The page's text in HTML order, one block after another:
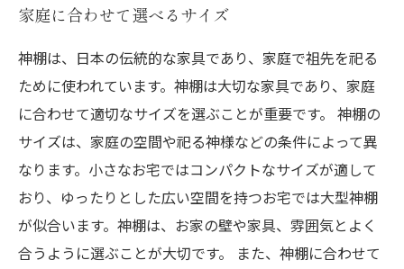
家庭に合わせて選べるサイズ
神棚は、日本の伝統的な家具であり、家庭で祖先を祀る
ために使われています。神棚は大切な家具であり、家庭
に合わせて適切なサイズを選ぶことが重要です。 神棚の
サイズは、家庭の空間や祀る神様などの条件によって異
なります。小さなお宅ではコンパクトなサイズが適して
おり、ゆったりとした広い空間を持つお宅では大型神棚
が似合います。神棚は、お家の壁や家具、雰囲気とよく
合うように選ぶことが大切です。 また、神棚に合わせて